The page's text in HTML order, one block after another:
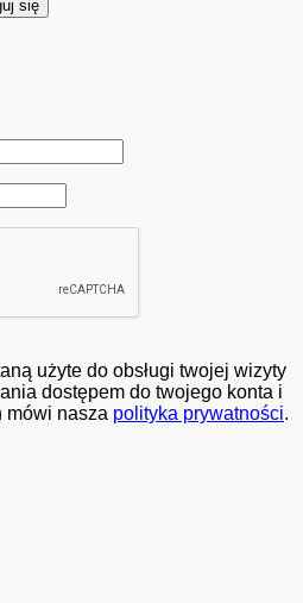
się
użyte do obsługi twojej wizyty
dostępem do twojego konta i
mówi nasza polityka prywatności.